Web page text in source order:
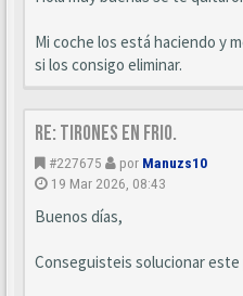
Mi coche los está haciendo y
si los consigo eliminar.
Re: Tirones en frio.
#227675 por Manuzs10
19 Mar 2026, 08:43
Buenos días,
Conseguisteis solucionar este